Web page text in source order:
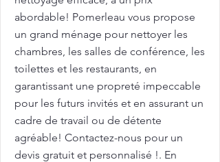
abordable! Pomerleau vous propose
un grand ménage pour nettoyer les
chambres, les salles de conférence, les
toilettes et les restaurants, en
garantissant une propreté impeccable
pour les futurs invités et en assurant un
cadre de travail ou de détente
agréable! Contactez-nous pour un
devis gratuit et personnalisé !. En